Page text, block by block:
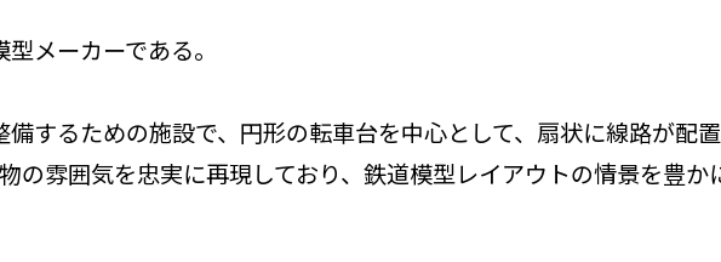
メーカーである。
するための施設で、円形の転車台を中心として、扇状に線路が配
の雰囲気を忠実に再現しており、鉄道模型レイアウトの情景を豊か